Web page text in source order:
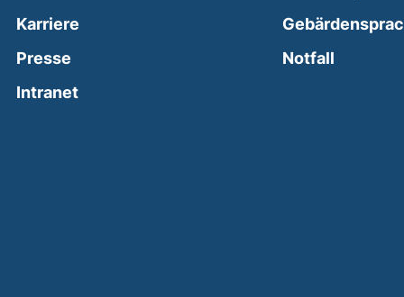
Karriere
Presse
Intranet(external link, opens in a new window)
Notfall